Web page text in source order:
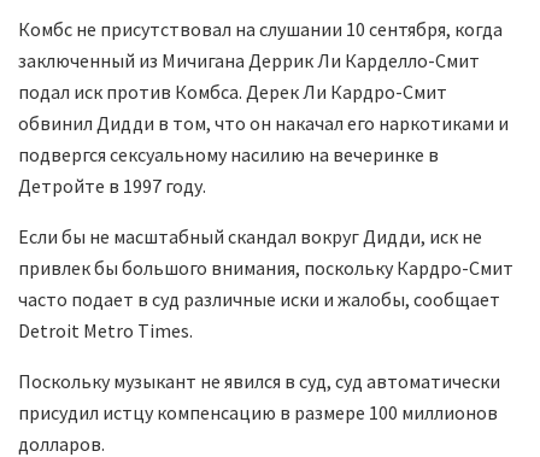
Комбс не присутствовал на слушании 10 сентября, когда
заключенный из Мичигана Деррик Ли Карделло-Смит
подал иск против Комбса. Дерек Ли Кардро-Смит
обвинил Дидди в том, что он накачал его наркотиками и
подвергся сексуальному насилию на вечеринке в
Детройте в 1997 году.
Если бы не масштабный скандал вокруг Дидди, иск не
привлек бы большого внимания, поскольку Кардро-Смит
часто подает в суд различные иски и жалобы, сообщает
Detroit Metro Times.
Поскольку музыкант не явился в суд, суд автоматически
присудил истцу компенсацию в размере 100 миллионов
долларов.